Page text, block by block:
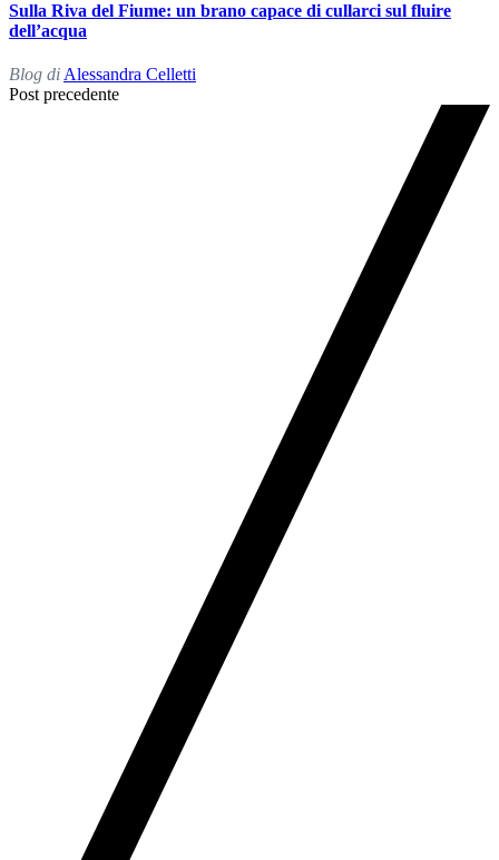
Sulla Riva del Fiume: un brano capace di cullarci sul fluire
dell’acqua
Blog diAlessandra Celletti
Post
Post precedente